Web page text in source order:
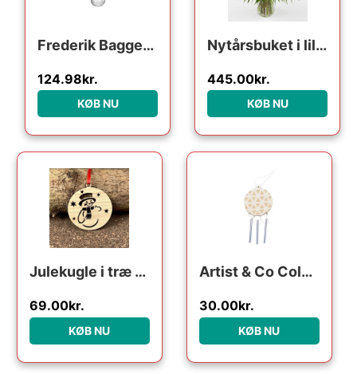
Frederik Bagger Crispy Glass Ball : Erling Christensen Møbler
124.98kr.
KØB NU
Nytårsbuket i lilla – Send blomster med Bloomit
445.00kr.
KØB NU
Julekugle i træ – Snemand
69.00kr.
KØB NU
Artist & Co Color your own Wooden Christmas Ball with Sound Bars
30.00kr.
KØB NU